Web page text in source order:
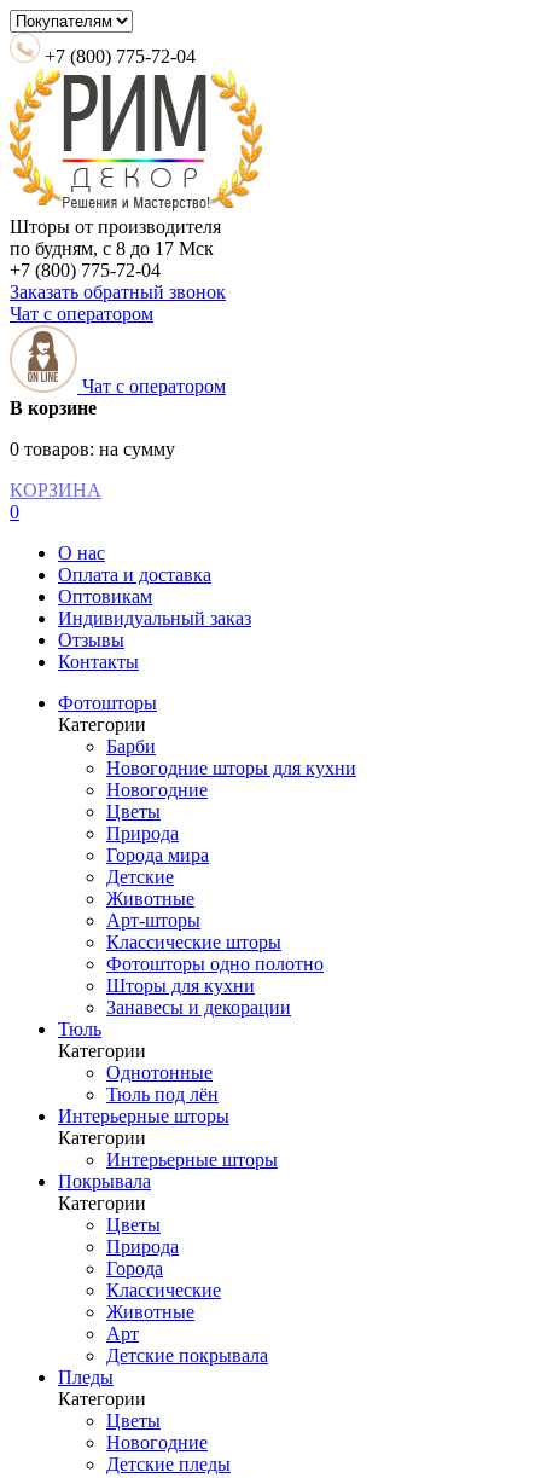
+7 (800) 775-72-04
Шторы от производителя
по будням, с 8 до 17 Мск
+7 (800) 775-72-04
Заказать обратный звонок
Чат с оператором
Чат с оператором
В корзине
0 товаров: на сумму
КОРЗИНА
0
О нас
Оплата и доставка
Оптовикам
Индивидуальный заказ
Отзывы
Контакты
Фотошторы
Категории
Барби
Новогодние шторы для кухни
Новогодние
Цветы
Природа
Города мира
Детские
Животные
Арт-шторы
Классические шторы
Фотошторы одно полотно
Шторы для кухни
Занавесы и декорации
Тюль
Категории
Однотонные
Тюль под лён
Интерьерные шторы
Категории
Интерьерные шторы
Покрывала
Категории
Цветы
Природа
Города
Классические
Животные
Арт
Детские покрывала
Пледы
Категории
Цветы
Новогодние
Детские пледы